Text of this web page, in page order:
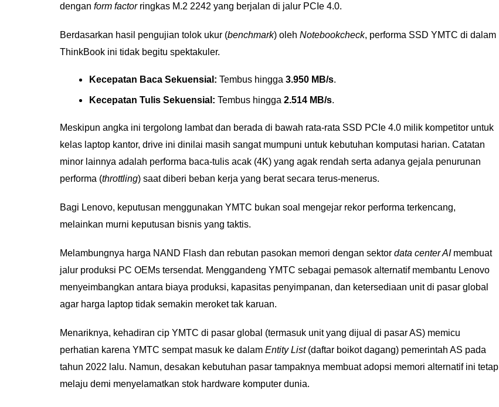
dengan form factorringkas M.2 2242 yang berjalan di jalur PCIe 4.0.
Berdasarkan hasil pengujian tolok ukur (benchmark) oleh Notebookcheck, performa SSD YMTC di dalam
ThinkBook ini tidak begitu spektakuler.
Kecepatan Baca Sekuensial: Tembus hingga 3.950 MB/s.
Kecepatan Tulis Sekuensial: Tembus hingga 2.514 MB/s.
Meskipun angka ini tergolong lambat dan berada di bawah rata-rata SSD PCIe 4.0 milik kompetitor untuk
kelas laptop kantor, drive ini dinilai masih sangat mumpuni untuk kebutuhan komputasi harian. Catatan
minor lainnya adalah performa baca-tulis acak (4K) yang agak rendah serta adanya gejala penurunan
performa (throttling) saat diberi beban kerja yang berat secara terus-menerus.
Bagi Lenovo, keputusan menggunakan YMTC bukan soal mengejar rekor performa terkencang,
melainkan murni keputusan bisnis yang taktis.
Melambungnya harga NAND Flash dan rebutan pasokan memori dengan sektor data center AImembuat
jalur produksi PC OEMs tersendat. Menggandeng YMTC sebagai pemasok alternatif membantu Lenovo
menyeimbangkan antara biaya produksi, kapasitas penyimpanan, dan ketersediaan unit di pasar global
agar harga laptop tidak semakin meroket tak karuan.
Menariknya, kehadiran cip YMTC di pasar global (termasuk unit yang dijual di pasar AS) memicu
perhatian karena YMTC sempat masuk ke dalam Entity List(daftar boikot dagang) pemerintah AS pada
tahun 2022 lalu. Namun, desakan kebutuhan pasar tampaknya membuat adopsi memori alternatif ini tetap
melaju demi menyelamatkan stok hardware komputer dunia.